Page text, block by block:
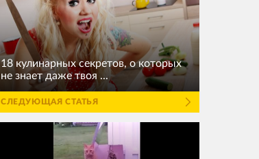
18 кулинарных секретов, о которых
не знает даже твоя ...
СЛЕДУЮЩАЯ СТАТЬЯ